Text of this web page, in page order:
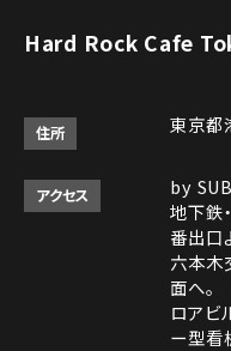
Hard Rock Cafe
住所 東京都
アクセス
by
地下鉄
番出口
六本木
面へ。
ロアビ
ー型看